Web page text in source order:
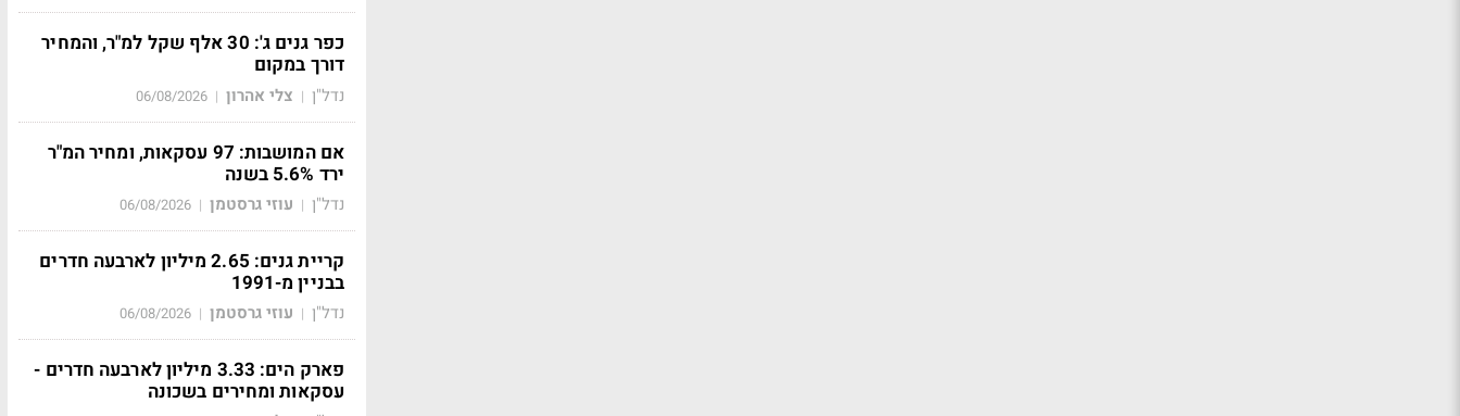
כפר גנים ג': 30 אלף שקל למ"ר, והמחיר
דורך במקום
נדל"ן | צלי אהרון |
06/08/2026
אם המושבות: 97 עסקאות, ומחיר המ"ר
ירד 5.6% בשנה
נדל"ן | עוזי גרסטמן |
06/08/2026
קריית גנים: 2.65 מיליון לארבעה חדרים
בבניין מ-1991
נדל"ן | עוזי גרסטמן |
06/08/2026
פארק הים: 3.33 מיליון לארבעה חדרים -
עסקאות ומחירים בשכונה